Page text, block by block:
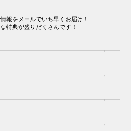
報をメールでいち早くお届け！
特典が盛りだくさんです！